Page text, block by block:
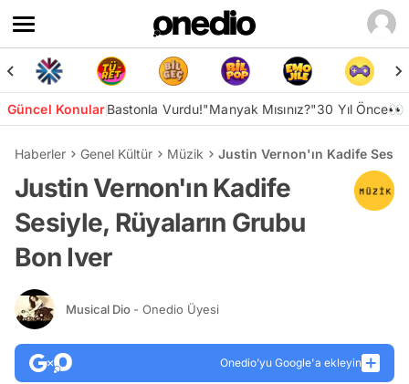
Güncel KonularBastonla Vurdu!"Manyak Mısınız?"30 Yıl Önce👀
Haberler Genel Kültür Müzik Justin Vernon'ın Kadife
Justin Vernon'ın Kadife
Sesiyle, Rüyaların Grubu
Bon Iver
Musical Dio - Onedio Üyesi
Onedio’yu Google'a ekleyin